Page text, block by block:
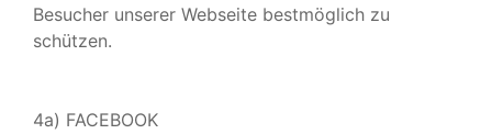
Besucher unserer Webseite bestmöglich zu
schützen.
4a) FACEBOOK